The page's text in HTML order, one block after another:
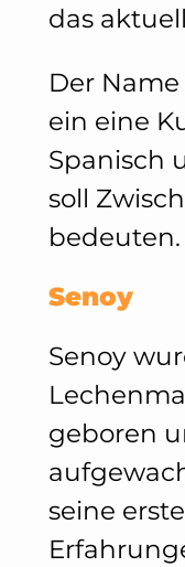
das
Der
ein eine
Spanisch
soll
bedeuten.
Senoy
Senoy
geboren
seine